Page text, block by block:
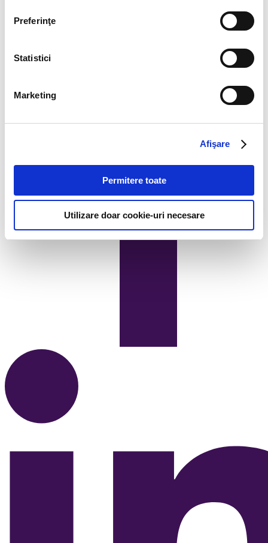
Preferinţe
Statistici
Marketing
Afişare
Permitere toate
Utilizare doar cookie-uri necesare